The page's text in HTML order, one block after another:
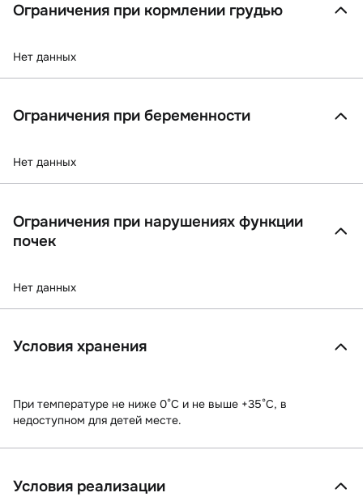
Ограничения при кормлении грудью
Нет данных
Ограничения при беременности
Нет данных
Ограничения при нарушениях функции
почек
Нет данных
Условия хранения
При температуре не ниже 0°С и не выше +35°С, в
недоступном для детей месте.
Условия реализации